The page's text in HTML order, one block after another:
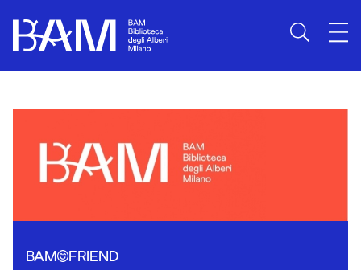
BAM
FRIEND